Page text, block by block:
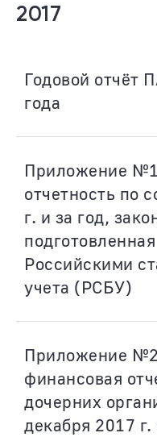
2017
Годовой отчёт
года
Приложение
отчетность по
г. и за год,
Российскими
учета (РСБУ)
Приложение
финансовая
дочерних
декабря 2017